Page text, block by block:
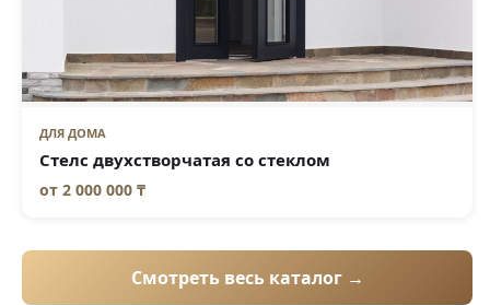
ДЛЯ ДОМА
Стелс двухстворчатая со стеклом
от 2 000 000 ₸
Смотреть весь каталог →